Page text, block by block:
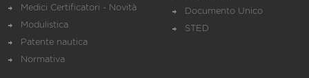
Medici Certificatori - Novità
Modulistica
Patente nautica
Normativa
Documento Unico
STED